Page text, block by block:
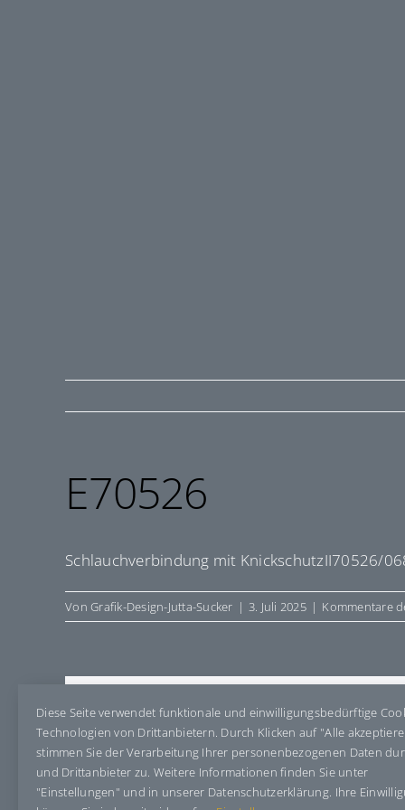
E70526
Schlauchverbindung mit KnickschutzII70526/
VonGrafik-Design-Jutta-Sucker | 3. Juli 2025 | Kommentare
Share This Story, Choose Your
Diese Seite verwendet funktionale und einwilligungsbedürftige
Technologien von Drittanbietern. Durch Klicken auf "Alle
stimmen Sie der Verarbeitung Ihrer personenbezogenen Daten
und Drittanbieter zu. Weitere Informationen finden Sie unter
"Einstellungen" und in unserer Datenschutzerklärung. Ihre